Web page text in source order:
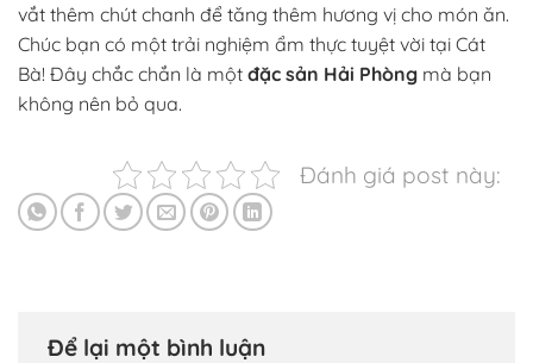
vắt thêm chút chanh để tăng thêm hương vị cho món ăn.
Chúc bạn có một trải nghiệm ẩm thực tuyệt vời tại Cát
Bà! Đây chắc chắn là một đặc sản Hải Phòng mà bạn
không nên bỏ qua.
Đánh giá post này:
Để lại một bình luận